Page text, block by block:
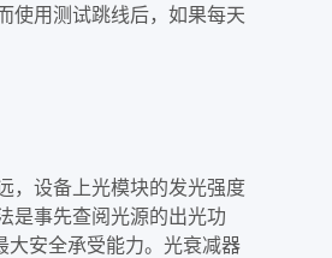
使用测试跳线后，如果每天
，设备上光模块的发光强度
是事先查阅光源的出光功
大安全承受能力。光衰减器